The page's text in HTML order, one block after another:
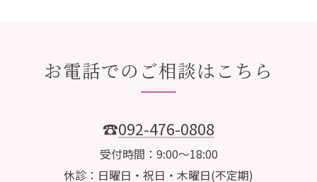
お電話でのご相談はこちら
☎092-476-0808
受付時間：9:00～18:00
休診：日曜日・祝日・木曜日(不定期)